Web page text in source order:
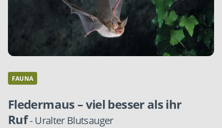
FAUNA
Fledermaus – viel besser als ihr
Ruf- Uralter Blutsauger